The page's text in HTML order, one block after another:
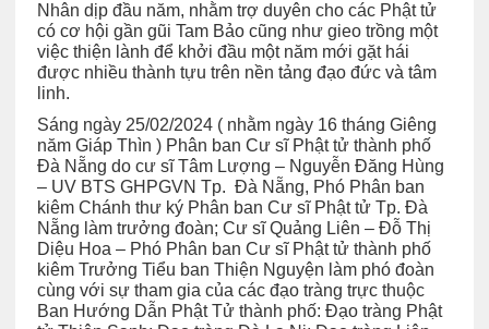
Nhân dịp đầu năm, nhằm trợ duyên cho các Phật tử
có cơ hội gần gũi Tam Bảo cũng như gieo trồng một
việc thiện lành để khởi đầu một năm mới gặt hái
được nhiều thành tựu trên nền tảng đạo đức và tâm
linh.
Sáng ngày 25/02/2024 ( nhằm ngày 16 tháng Giêng
năm Giáp Thìn ) Phân ban Cư sĩ Phật tử thành phố
Đà Nẵng do cư sĩ Tâm Lượng – Nguyễn Đăng Hùng
– UV BTS GHPGVN Tp. Đà Nẵng, Phó Phân ban
kiêm Chánh thư ký Phân ban Cư sĩ Phật tử Tp. Đà
Nẵng làm trưởng đoàn; Cư sĩ Quảng Liên – Đỗ Thị
Diệu Hoa – Phó Phân ban Cư sĩ Phật tử thành phố
kiêm Trưởng Tiểu ban Thiện Nguyện làm phó đoàn
cùng với sự tham gia của các đạo tràng trực thuộc
Ban Hướng Dẫn Phật Tử thành phố: Đạo tràng Phật